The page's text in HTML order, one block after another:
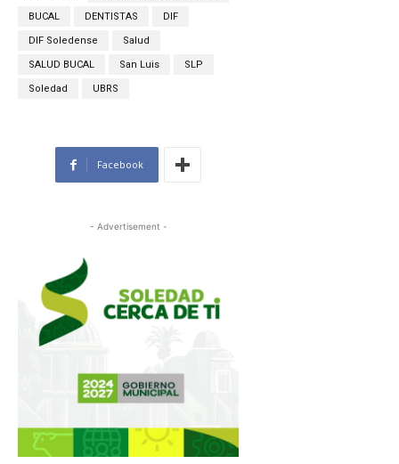
BUCAL DENTISTAS DIF
DIF Soledense Salud
SALUD BUCAL San Luis SLP
Soledad UBRS
Facebook
- Advertisement -